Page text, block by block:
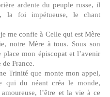
ardente du peuple russe, il
la foi impétueuse, le chant
me confie à Celle qui est Mère
notre Mère à tous. Sous son
mon épiscopat et l’avenir
France.
Trinité que monte mon appel,
qui du néant créa le monde,
l’être et la vie à ce